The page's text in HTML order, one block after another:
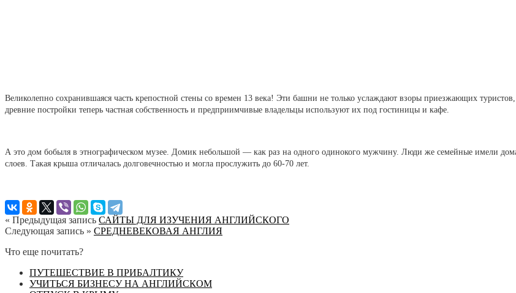
Великолепно сохранившаяся часть крепостной стены со времен 13 века! Эти башни не только услаждают взоры приезжающих
древние постройки теперь частная собственность и предприимчивые владельцы используют их под гостиницы и кафе.
А это дом бобыля в этнографическом музее. Домик небольшой — как раз на одного одинокого мужчину. Люди же семейные имели
слоев. Такая крыша отличалась долговечностью и могла прослужить до 60-70 лет.
« Предыдущая запись САЙТЫ ДЛЯ ИЗУЧЕНИЯ АНГЛИЙСКОГО
Следующая запись » СРЕДНЕВЕКОВАЯ АНГЛИЯ
Что еще почитать?
ПУТЕШЕСТВИЕ В ПРИБАЛТИКУ
УЧИТЬСЯ БИЗНЕСУ НА АНГЛИЙСКОМ